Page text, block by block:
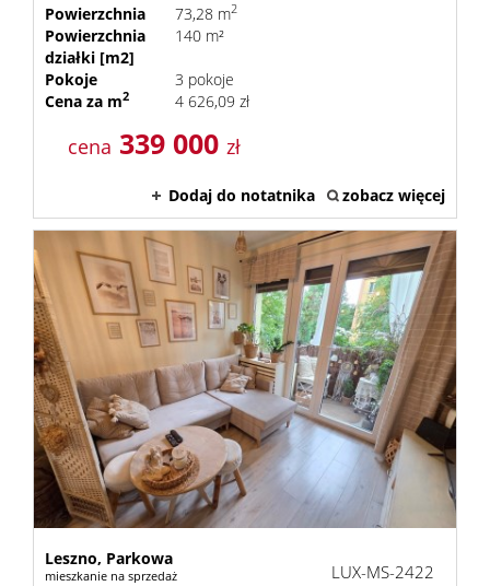
Powierzchnia
73,28 m2
Powierzchnia
działki [m2]
140 m²
Pokoje
3 pokoje
Cena za m2 4 626,09 zł
cena 339 000 zł
Dodaj do notatnika zobacz więcej
Leszno, Parkowa
mieszkanie na sprzedaż LUX-MS-2422